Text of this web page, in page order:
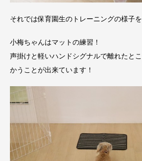
それでは保育園生のトレーニングの様子
小梅ちゃんはマットの練習！
声掛けと軽いハンドシグナルで離れたと
かうことが出来ています！